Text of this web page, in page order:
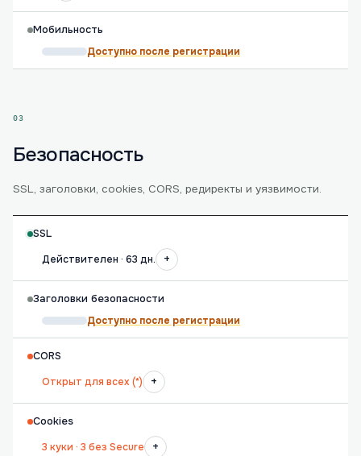
Мобильность
Доступно после регистрации
03
Безопасность
SSL, заголовки, cookies, CORS, редиректы и уязвимости.
SSL
Действителен · 63 дн.
+
Заголовки безопасности
Доступно после регистрации
CORS
Открыт для всех (*)
+
Cookies
3 куки · 3 без Secure
+